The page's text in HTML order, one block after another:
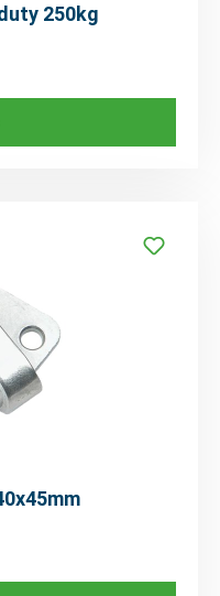
250kg